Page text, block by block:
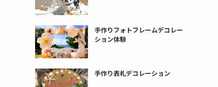
手作りフォトフレームデコレー
ション体験
手作り表札デコレーション